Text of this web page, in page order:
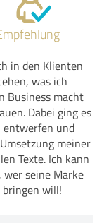
in den Klienten
was ich
Business macht
Dabei ging es
entwerfen und
meiner
Texte. Ich kann
wer seine Marke
bringen will!